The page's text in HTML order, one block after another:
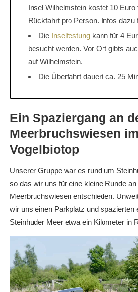
Insel Wilhelmstein kostet 10 Euro
Rückfahrt pro Person. Infos dazu
Die Inselfestung kann für 4
besucht werden. Vor Ort gibts
auf Wilhelmstein.
Die Überfahrt dauert ca. 25
Ein Spaziergang an
Meerbruchswiesen im
Vogelbiotop
Unserer Gruppe war es rund um
so das wir uns für eine kleine Runde an
Meerbruchswiesen entschieden.
wir uns einen Parkplatz und spazierten
Steinhuder Meer etwa ein Kilometer in